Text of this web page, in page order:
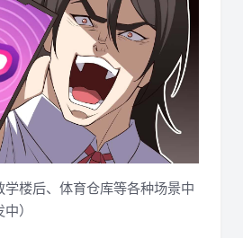
楼后、体育仓库等各种场景中
）